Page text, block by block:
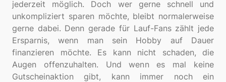
jederzeit möglich. Doch wer gerne schnell und
unkompliziert sparen möchte, bleibt normalerweise
gerne dabei. Denn gerade für Lauf-Fans zählt jede
Ersparnis, wenn man sein Hobby auf Dauer
finanzieren möchte. Es kann nicht schaden, die
Augen offenzuhalten. Und wenn es mal keine
Gutscheinaktion gibt, kann immer noch ein